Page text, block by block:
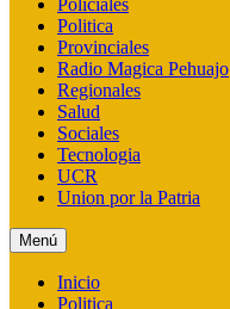
Policiales
Politica
Provinciales
Radio Magica Pehuajo
Regionales
Salud
Sociales
Tecnologia
UCR
Union por la Patria
Menú
Inicio
Politica